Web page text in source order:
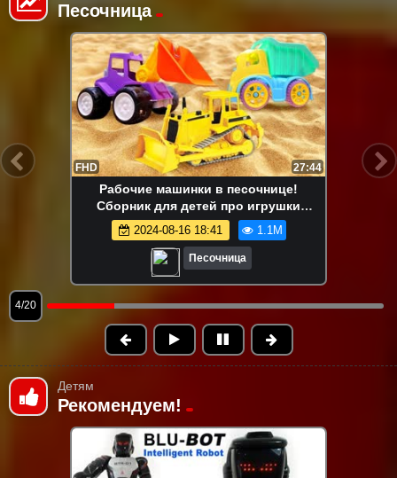
Песочница
FHD 13:58
Маша Капуки Кануки и игрушки в
песочнице — Развивающее видео для
самых маленьких
2024-08-16 18:41 1.1M
Песочница
5/20
Детям
Рекомендуем!